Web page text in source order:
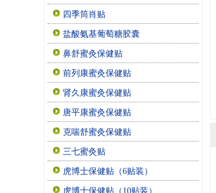
四季筒肖贴
盐酸氨基葡萄糖胶囊
鼻舒蜜灸保健贴
前列康蜜灸保健贴
肾久康蜜灸保健贴
唐平康蜜灸保健贴
克喘舒蜜灸保健贴
三七蜜灸贴
虎博士保健贴（6贴装）
虎博士保健贴（10贴装）